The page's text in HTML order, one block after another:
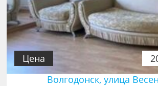
Цена
Волгодонск, улица